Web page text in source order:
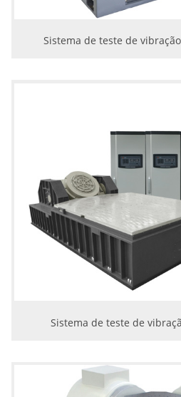
Sistema de teste de
Sistema de teste de